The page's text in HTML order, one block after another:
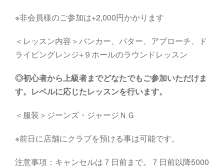
※非会員様のご参加は+2,000円かかります
＜レッスン内容＞バンカー、パター、アプローチ、ド
ライビングレンジ+９ホールのラウンドレッスン
◎初心者から上級者までどなたでもご参加いただけま
す。レベルに応じたレッスンを行います。
＜服装＞ジーンズ・ジャージＮＧ
※前日に店舗にクラブを預ける事は可能です。
注意事項：キャンセルは７日前まで。７日前以降5000